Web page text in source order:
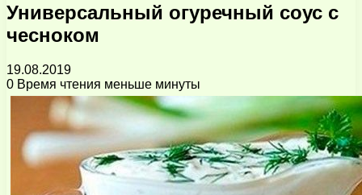
Универсальный огуречный соус с
чесноком
19.08.2019
0 Время чтения меньше минуты